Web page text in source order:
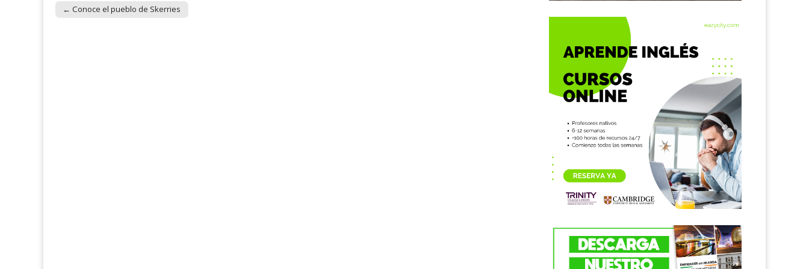
← Conoce el pueblo de Skerries